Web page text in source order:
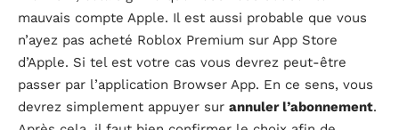
mauvais compte Apple. Il est aussi probable que vous
n’ayez pas acheté Roblox Premium sur App Store
d’Apple. Si tel est votre cas vous devrez peut-être
passer par l’application Browser App. En ce sens, vous
devrez simplement appuyer sur annuler l’abonnement.